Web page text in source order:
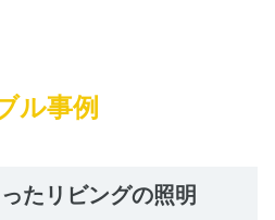
ル事例
たリビングの照明